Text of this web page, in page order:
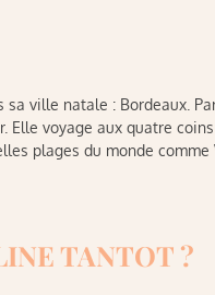
sa ville natale : Bordeaux.
voyage aux quatre
plages du monde comme
TANTOT ?